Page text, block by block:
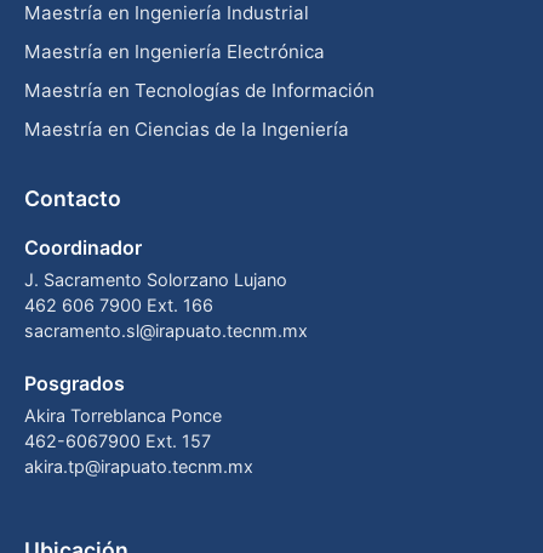
Maestría en Ingeniería Industrial
Maestría en Ingeniería Electrónica
Maestría en Tecnologías de Información
Maestría en Ciencias de la Ingeniería
Contacto
Coordinador
J. Sacramento Solorzano Lujano
462 606 7900 Ext. 166
sacramento.sl@irapuato.tecnm.mx
Posgrados
Akira Torreblanca Ponce
462-6067900 Ext. 157
akira.tp@irapuato.tecnm.mx